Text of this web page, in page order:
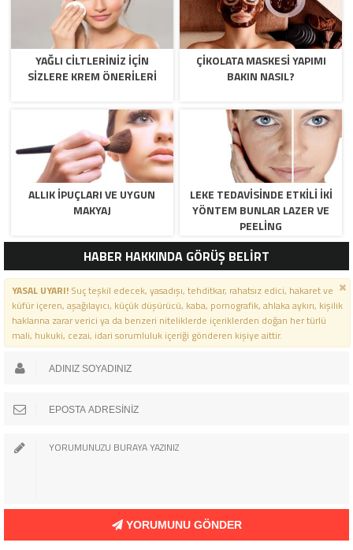
YAĞLI CILTLERINIZ IÇIN
SIZLERE KREM ÖNERILERI
ÇIKOLATA MASKESI YAPIMI
BAKIN NASIL?
ALLIK İPUÇLARI VE UYGUN
MAKYAJ
LEKE TEDAVISINDE ETKILI İKI
YÖNTEM BUNLAR LAZER VE
PEELING
HABER HAKKINDA GÖRÜŞ BELİRT
YASAL UYARI!Suç teşkil edecek, yasadışı, tehditkar, rahatsız edici, hakaret ve
küfür içeren, aşağılayıcı, küçük düşürücü, kaba, pornografik, ahlaka aykırı, kişilik
haklarına zarar verici ya da benzeri niteliklerde içeriklerden doğan her türlü
mali, hukuki, cezai, idari sorumluluk içeriği gönderen kişiye aittir.
YORUMUNU GÖNDER